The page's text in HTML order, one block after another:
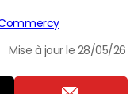
Mise à jour le 28/05/26